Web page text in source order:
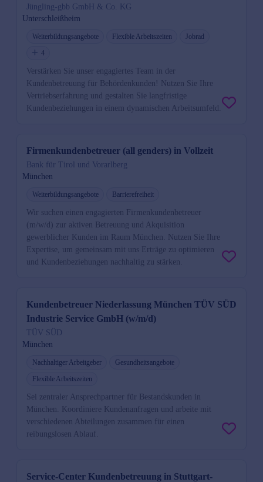
Jüngling-gbb GmbH & Co. KG
Unterschleißheim
Weiterbildungsangebote Flexible Arbeitszeiten
Jobrad
4
Verstärken Sie unser engagiertes Team in der
Kundenbetreuung für Behördenkunden! Nutzen Sie Ihre
Vertriebserfahrung und gestalten Sie langfristige
Kundenbeziehungen in einem dynamischen Arbeitsumfeld.
Firmenkundenbetreuer (all genders) in Vollzeit
Bank für Tirol und Vorarlberg
München
Weiterbildungsangebote Barrierefreiheit
Wir suchen einen engagierten Firmenkundenbetreuer
(m/w/d) zur aktiven Betreuung und Akquisition
gewerblicher Kunden im Raum München. Nutzen Sie Ihre
Expertise, um gemeinsam mit uns Erträge zu optimieren
und Kundenbeziehungen nachhaltig zu stärken.
Kundenbetreuer Niederlassung München TÜV SÜD
Industrie Service GmbH (w/m/d)
TÜV SÜD
München
Nachhaltiger Arbeitgeber
Gesundheitsangebote
Flexible Arbeitszeiten
Sei zentraler Ansprechpartner für Bestandskunden in
München. Koordiniere Kundenanfragen und arbeite mit
verschiedenen Abteilungen zusammen für einen
reibungslosen Ablauf.
Service-Center Kundenbetreuung in Stuttgart-